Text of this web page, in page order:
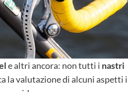
e altri ancora: non tutti i nastri
la valutazione di alcuni aspetti